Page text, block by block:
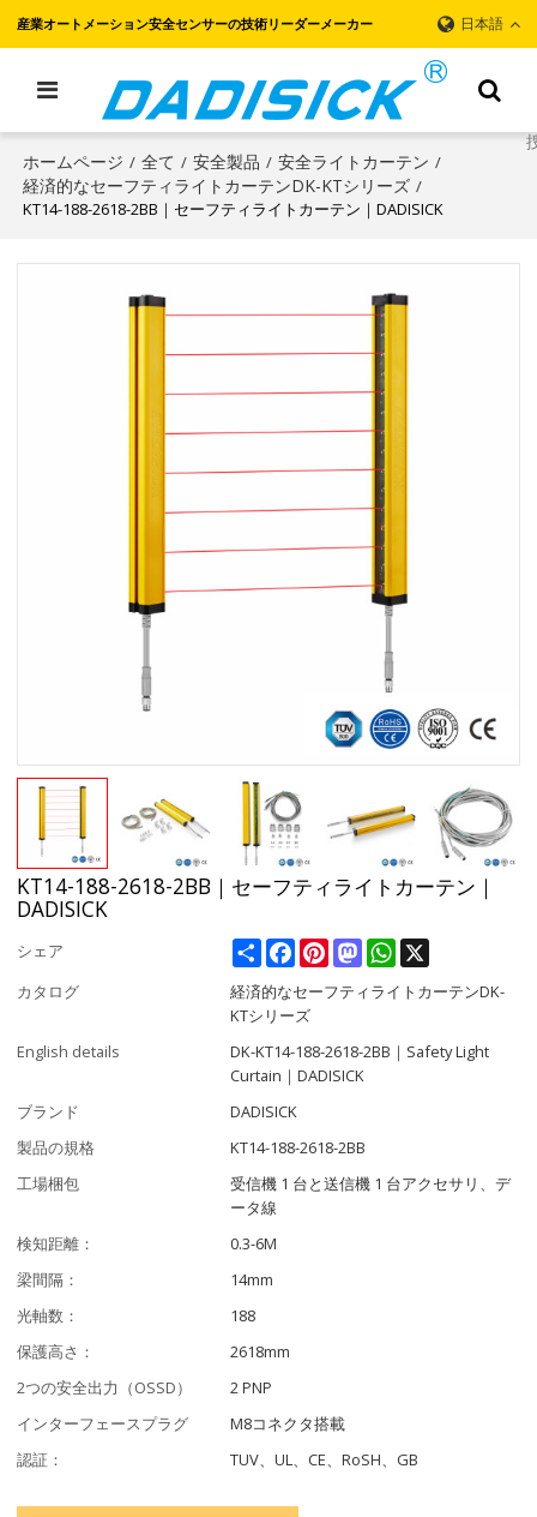
産業オートメーション安全センサーの技術リーダーメーカー 日本語
ホームページ / 全て / 安全製品 / 安全ライトカーテン /
経済的なセーフティライトカーテンDK-KTシリーズ /
KT14-188-2618-2BB｜セーフティライトカーテン｜DADISICK
KT14-188-2618-2BB｜セーフティライトカーテン｜
DADISICK
シェア ShareFacebookPinterestMastodonWhatsApp
カタログ
経済的なセーフティライトカーテンDK-
KTシリーズ
English details
DK-KT14-188-2618-2BB｜Safety Light
Curtain｜DADISICK
ブランド
DADISICK
製品の規格
KT14-188-2618-2BB
工場梱包
受信機 1 台と送信機 1 台アクセサリ、デ
ータ線
検知距離：
0.3-6M
梁間隔：
14mm
光軸数：
188
保護高さ：
2618mm
2つの安全出力（OSSD）
2 PNP
インターフェースプラグ
M8コネクタ搭載
認証：
TUV、UL、CE、RoSH、GB